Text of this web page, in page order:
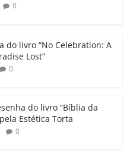
0
do livro “No Celebration: A
Lost”
0
do livro “Bíblia da
Estética Torta
0